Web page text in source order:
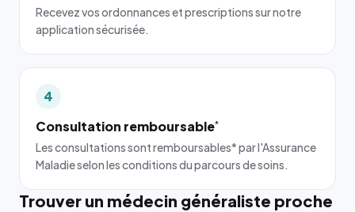
Recevez vos ordonnances et prescriptions sur notre
application sécurisée.
4
Consultation remboursable*
Les consultations sont remboursables* par l'Assurance
Maladie selon les conditions du parcours de soins.
Trouver un médecin généraliste proche